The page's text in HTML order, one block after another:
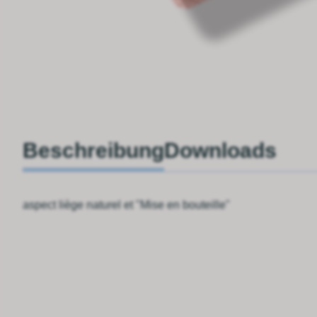
BeschreibungDownloads
aspect liège naturel et "Mise en bouteille"